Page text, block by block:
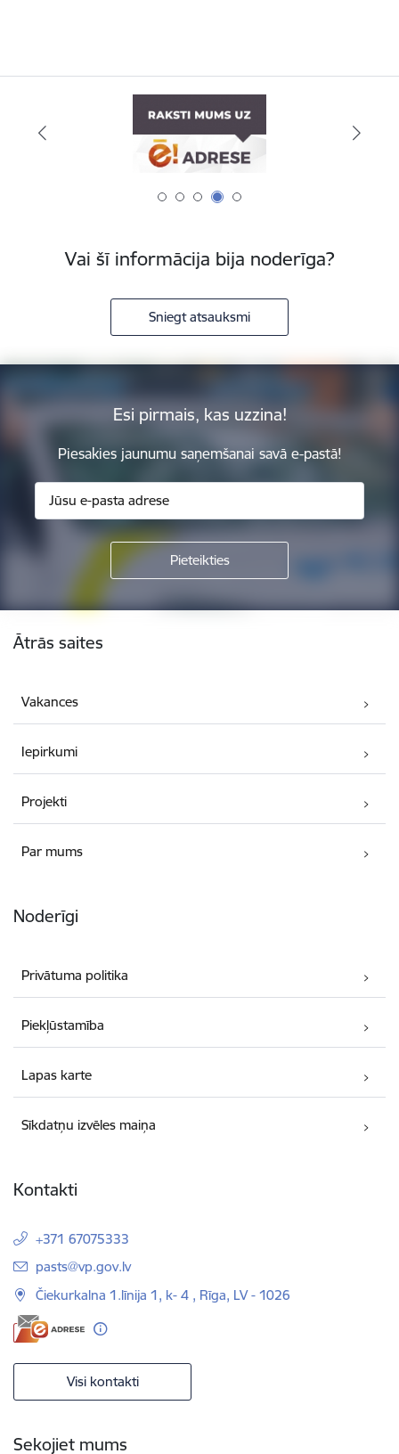
Vai šī informācija bija noderīga?
Sniegt atsauksmi
Esi pirmais, kas uzzina!
Piesakies jaunumu saņemšanai savā e-pastā!
Ātrās saites
Vakances
Iepirkumi
Projekti
Par mums
Noderīgi
Privātuma politika
Piekļūstamība
Lapas karte
Sīkdatņu izvēles maiņa
Kontakti
+371 67075333
E-pasts:
pasts@vp.gov.lv
Čiekurkalna 1.līnija 1, k- 4 , Rīga, LV - 1026
Visi kontakti
Sekojiet mums